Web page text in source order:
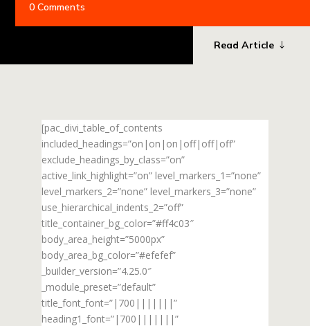
0 Comments
Read Article
[pac_divi_table_of_contents
included_headings=”on|on|on|off|off|off”
exclude_headings_by_class=”on”
active_link_highlight=”on” level_markers_1=”none”
level_markers_2=”none” level_markers_3=”none”
use_hierarchical_indents_2=”off”
title_container_bg_color=”#ff4c03″
body_area_height=”5000px”
body_area_bg_color=”#efefef”
_builder_version=”4.25.0″
_module_preset=”default”
title_font_font=”|700|||||||”
heading1_font=”|700|||||||”